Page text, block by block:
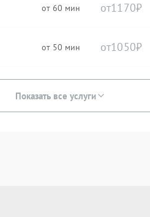
60 1170
50 1050
Показать все услуги